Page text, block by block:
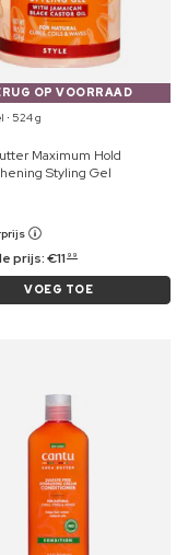
OP VOORRAAD
⋅ 524 g
Maximum Hold
Styling Gel
prijs:€11 99
VOEG TOE